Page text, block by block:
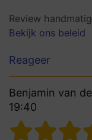
Review
Bekijk ons beleid
Reageer
Benjamin van
19:40